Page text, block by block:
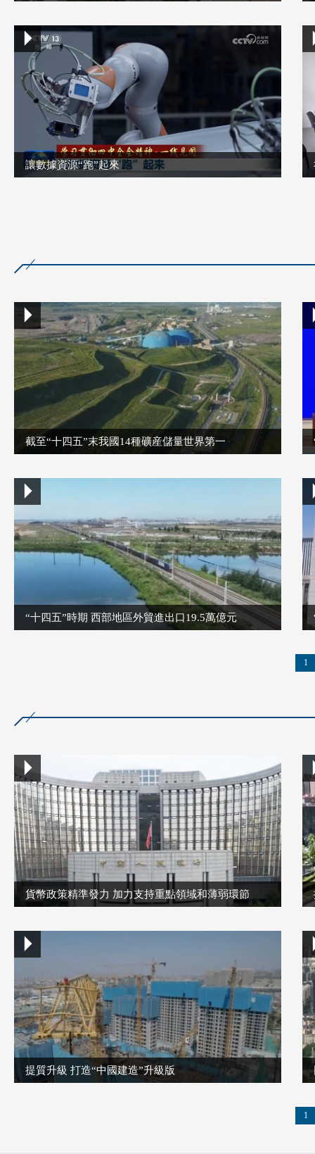
讓數據資源“跑”起來
截至“十四五”末我國14種礦産儲量世界第一
“十四五”時期 西部地區外貿進出口19.5萬億元
1
貨幣政策精準發力 加力支持重點領域和薄弱環節
提質升級 打造“中國建造”升級版
1